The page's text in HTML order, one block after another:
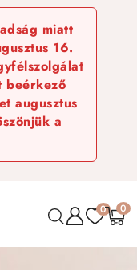
miatt
16.
beérkező
augusztus
a
0 0